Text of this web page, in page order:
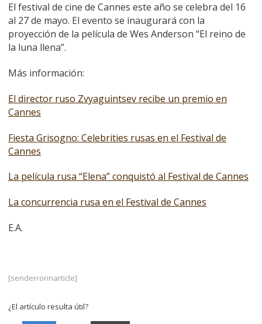
El festival de cine de Cannes este año se celebra del 16
al 27 de mayo. El evento se inaugurará con la
proyección de la película de Wes Anderson “El reino de
la luna llena”.
Más información:
El director ruso Zvyaguintsev recibe un premio en
Cannes
Fiesta Grisogno: Celebrities rusas en el Festival de
Cannes
La película rusa “Elena” conquistó al Festival de Cannes
La concurrencia rusa en el Festival de Cannes
E.A.
[senderrorinarticle]
¿El artículo resulta útil?